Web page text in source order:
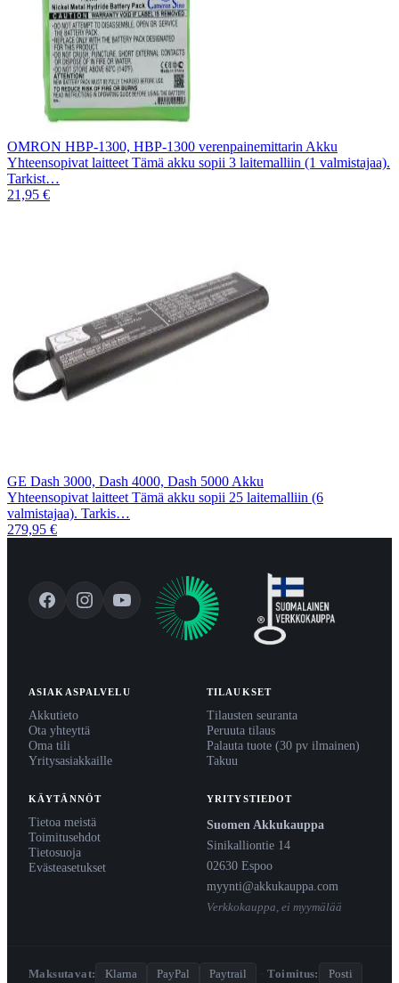
OMRON HBP-1300, HBP-1300 verenpainemittarin Akku
Yhteensopivat laitteet Tämä akku sopii 3 laitemalliin (1 valmistajaa).
Tarkist…
21,95 €
GE Dash 3000, Dash 4000, Dash 5000 Akku
Yhteensopivat laitteet Tämä akku sopii 25 laitemalliin (6
valmistajaa). Tarkis…
279,95 €
ASIAKASPALVELU
Akkutieto
Ota yhteyttä
Oma tili
Yritysasiakkaille
TILAUKSET
Tilausten seuranta
Peruuta tilaus
Palauta tuote (30 pv ilmainen)
Takuu
KÄYTÄNNÖT
Tietoa meistä
Toimitusehdot
Tietosuoja
Evästeasetukset
YRITYSTIEDOT
Suomen Akkukauppa
Sinikalliontie 14
02630 Espoo
myynti@akkukauppa.com
Verkkokauppa, ei myymälää
Maksutavat: Klarna PayPal Paytrail · Toimitus: Posti